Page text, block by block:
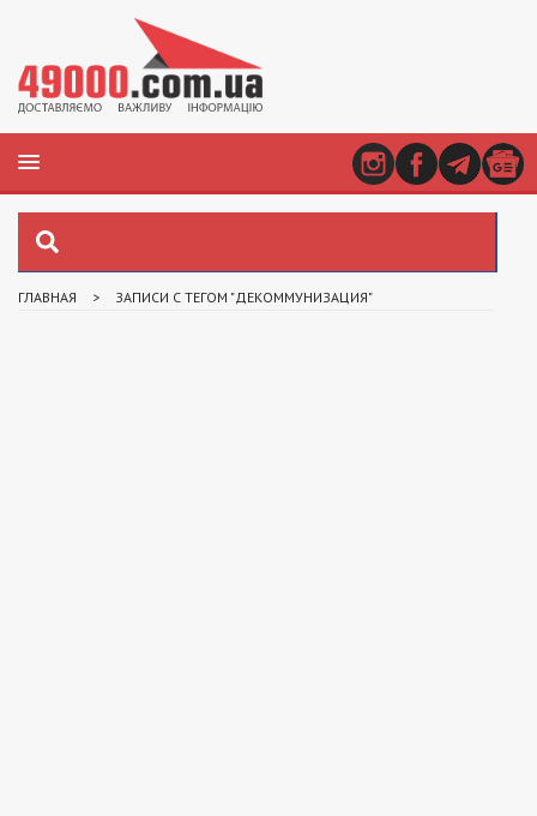
ГЛАВНАЯ > ЗАПИСИ С ТЕГОМ "ДЕКОММУНИЗАЦИЯ"